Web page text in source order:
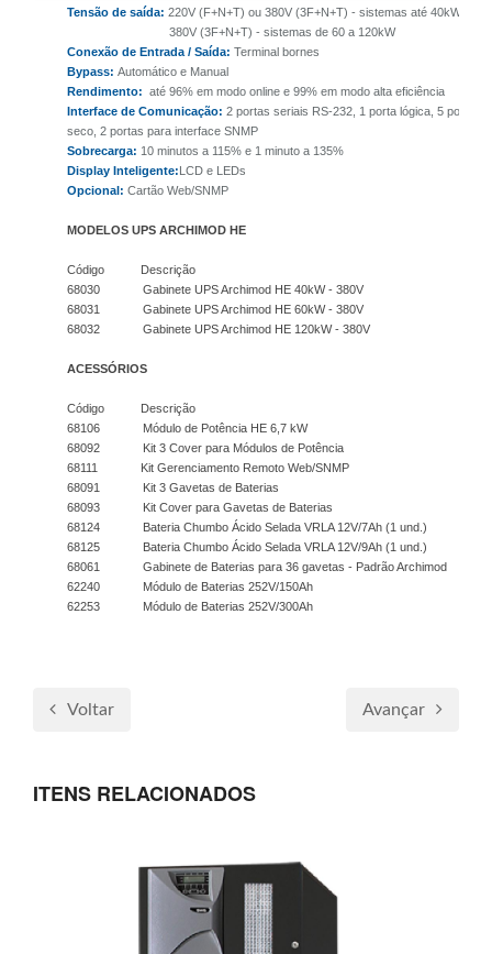
Tensão de saída: 220V (F+N+T) ou 380V (3F+N+T) - sistemas até 40kW
380V (3F+N+T) - sistemas de 60 a 120kW
Conexão de Entrada / Saída: Terminal bornes
Bypass: Automático e Manual
Rendimento: até 96% em modo online e 99% em modo alta eficiência
Interface de Comunicação: 2 portas seriais RS-232, 1 porta lógica, 5 portas
seco, 2 portas para interface SNMP
Sobrecarga: 10 minutos a 115% e 1 minuto a 135%
Display Inteligente:LCD e LEDs
Opcional: Cartão Web/SNMP
MODELOS UPS ARCHIMOD HE
Código Descrição
68030 Gabinete UPS Archimod HE 40kW - 380V
68031 Gabinete UPS Archimod HE 60kW - 380V
68032 Gabinete UPS Archimod HE 120kW - 380V
ACESSÓRIOS
Código Descrição
68106 Módulo de Potência HE 6,7 kW
68092 Kit 3 Cover para Módulos de Potência
68111 Kit Gerenciamento Remoto Web/SNMP
68091 Kit 3 Gavetas de Baterias
68093 Kit Cover para Gavetas de Baterias
68124 Bateria Chumbo Ácido Selada VRLA 12V/7Ah (1 und.)
68125 Bateria Chumbo Ácido Selada VRLA 12V/9Ah (1 und.)
68061 Gabinete de Baterias para 36 gavetas - Padrão Archimod
62240 Módulo de Baterias 252V/150Ah
62253 Módulo de Baterias 252V/300Ah
Voltar Avançar
ITENS RELACIONADOS